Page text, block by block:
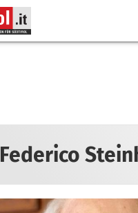
Federico